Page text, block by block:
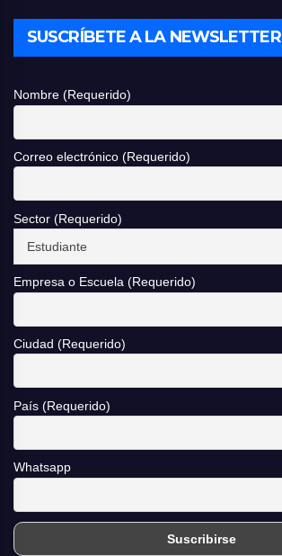
SUSCRÍBETE A LA NEWSLETTER
Nombre (Requerido)
Correo electrónico (Requerido)
Sector (Requerido)
Empresa o Escuela (Requerido)
Ciudad (Requerido)
País (Requerido)
Whatsapp